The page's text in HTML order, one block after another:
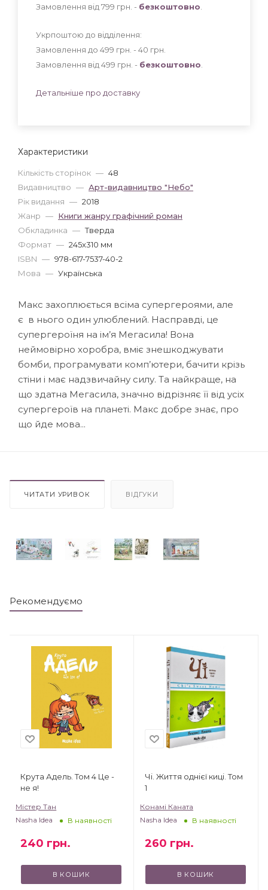
Характеристики
Кількість сторінок — 48
Видавництво — Арт-видавництво "Небо"
Рік видання — 2018
Жанр — Книги жанру графічний роман
Обкладинка — Тверда
Формат — 245x310 мм
ISBN — 978-617-7537-40-2
Мова — Українська
Замовлення від 799 грн. - безкоштовно
Укрпоштою до відділення:
Замовлення до 499 грн. - 40 грн
Замовлення від 499 грн. - безкоштовно
Детальніше про доставку
Макс захоплюється всiма супергероями, але
є в нього один улюблений. Насправдi, це
супергероїня на iм’я Мегасила! Вона
неймовiрно хоробра, вмiє знешкоджувати
бомби, програмувати комп’ютери, бачити крiзь
стiни i має надзвичайну силу. Та найкраще, на
що здатна Мегасила, значно вiдрiзняє її вiд усiх
супергероїв на планетi. Макс добре знає, про
що йде мова...
ЧИТАТИ УРИВОК ВІДГУКИ
Рекомендуємо
Крута Адель. Том 4 Це -
не я!
Містер Тан
Nasha Idea
В наявності
240 грн.
В КОШИК
Чі. Життя однієї киці. Том
1
Конамі Каната
Nasha Idea
В наявності
260 грн.
В КОШИК